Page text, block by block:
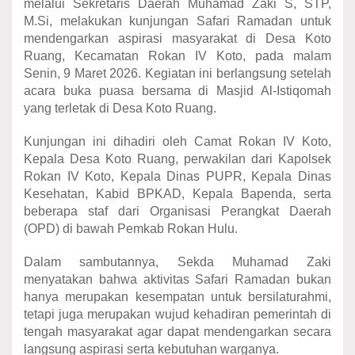
melalui Sekretaris Daerah Muhamad Zaki S, STP,
M.Si, melakukan kunjungan Safari Ramadan untuk
mendengarkan aspirasi masyarakat di Desa Koto
Ruang, Kecamatan Rokan IV Koto, pada malam
Senin, 9 Maret 2026. Kegiatan ini berlangsung setelah
acara buka puasa bersama di Masjid Al-Istiqomah
yang terletak di Desa Koto Ruang.
Kunjungan ini dihadiri oleh Camat Rokan IV Koto,
Kepala Desa Koto Ruang, perwakilan dari Kapolsek
Rokan IV Koto, Kepala Dinas PUPR, Kepala Dinas
Kesehatan, Kabid BPKAD, Kepala Bapenda, serta
beberapa staf dari Organisasi Perangkat Daerah
(OPD) di bawah Pemkab Rokan Hulu.
Dalam sambutannya, Sekda Muhamad Zaki
menyatakan bahwa aktivitas Safari Ramadan bukan
hanya merupakan kesempatan untuk bersilaturahmi,
tetapi juga merupakan wujud kehadiran pemerintah di
tengah masyarakat agar dapat mendengarkan secara
langsung aspirasi serta kebutuhan warganya.